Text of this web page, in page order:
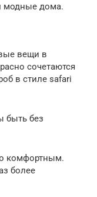
модные дома.
вещи в
сочетаются
в стиле safari
быть без
комфортным.
более